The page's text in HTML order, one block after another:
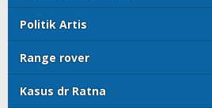
Politik Artis
Range rover
Kasus dr Ratna